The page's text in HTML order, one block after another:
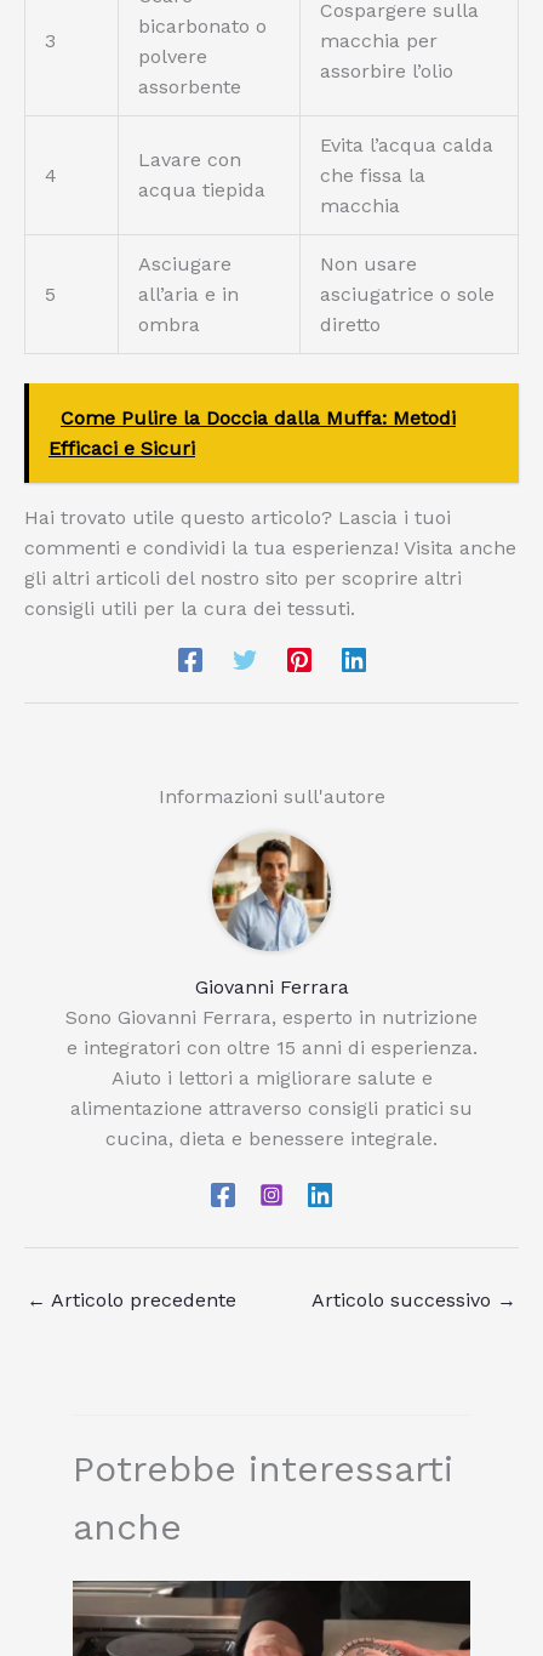
3
bicarbonato o
polvere
assorbente
Cospargere sulla
macchia per
assorbire l’olio
4
Lavare con
acqua tiepida
Evita l’acqua calda
che fissa la
macchia
5
Asciugare
all’aria e in
ombra
Non usare
asciugatrice o sole
diretto
Come Pulire la Doccia dalla Muffa: Metodi
Efficaci e Sicuri
Hai trovato utile questo articolo? Lascia i tuoi
commenti e condividi la tua esperienza! Visita anche
gli altri articoli del nostro sito per scoprire altri
consigli utili per la cura dei tessuti.
Informazioni sull'autore
Giovanni Ferrara
Sono Giovanni Ferrara, esperto in nutrizione
e integratori con oltre 15 anni di esperienza.
Aiuto i lettori a migliorare salute e
alimentazione attraverso consigli pratici su
cucina, dieta e benessere integrale.
← Articolo precedente Articolo successivo →
Potrebbe interessarti
anche